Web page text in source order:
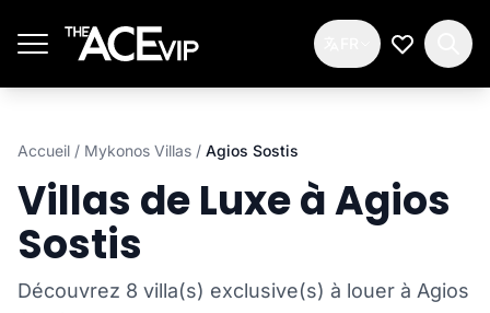
Ma Liste
Accueil / Mykonos Villas / Agios Sostis
Villas de Luxe à Agios
Sostis
Découvrez 8 villa(s) exclusive(s) à louer à Agios